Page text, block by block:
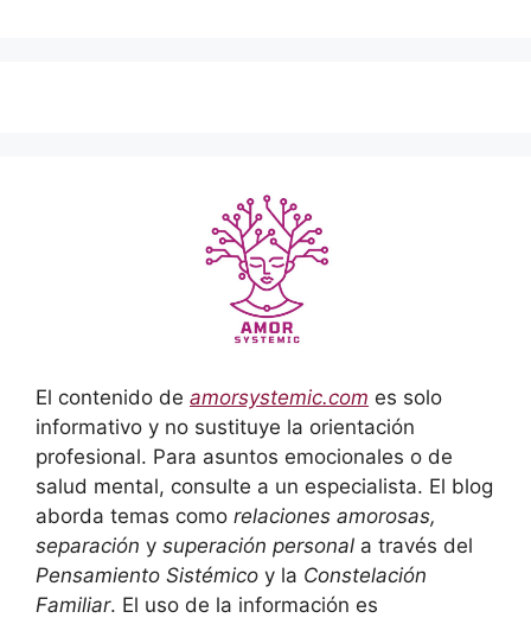
El contenido de amorsystemic.com es solo
informativo y no sustituye la orientación
profesional. Para asuntos emocionales o de
salud mental, consulte a un especialista. El blog
aborda temas como relaciones amorosas,
separación y superación personal a través del
Pensamiento Sistémico y la Constelación
Familiar. El uso de la información es